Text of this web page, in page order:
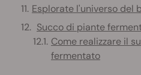
Esplorate l'universo del
Succo di piante
Come realizzare il
fermentato